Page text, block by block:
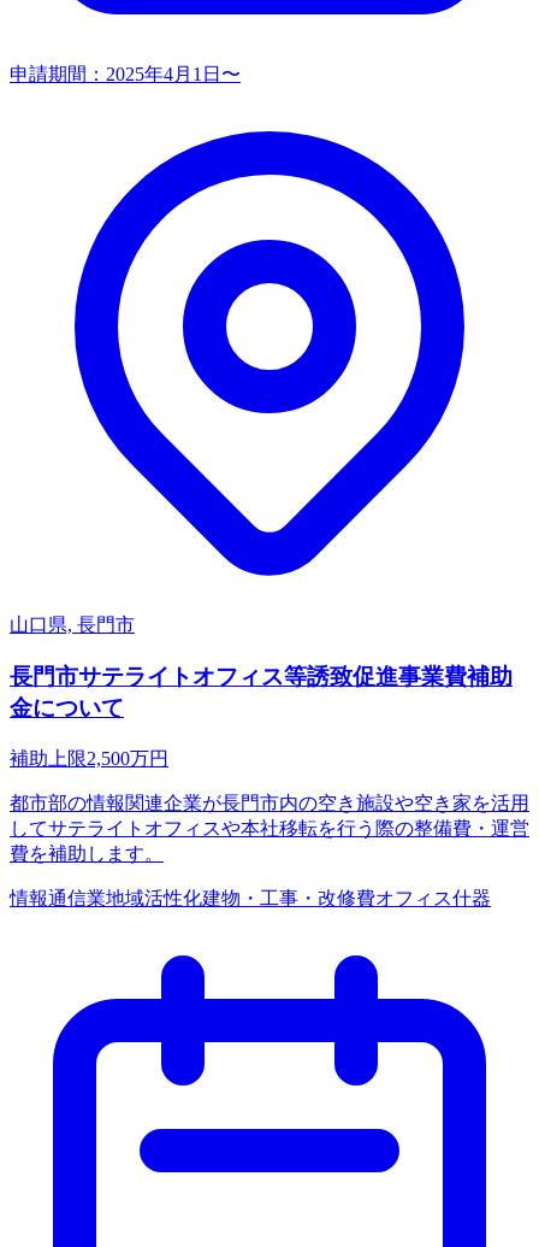
申請期間： 2025年4月1日〜
山口県, 長門市
長門市サテライトオフィス等誘致促進事業費補助
金について
補助上限2,500万円
都市部の情報関連企業が長門市内の空き施設や空き家を活用
してサテライトオフィスや本社移転を行う際の整備費・運営
費を補助します。
情報通信業地域活性化建物・工事・改修費オフィス什器